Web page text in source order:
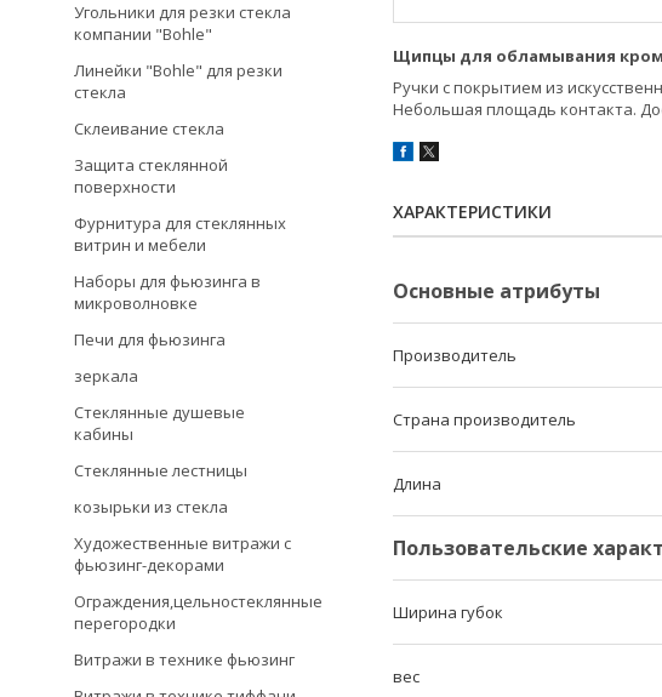
Щипцы для обламывания
Ручки с покрытием из
Небольшая площадь контакта.
ХАРАКТЕРИСТИКИ
Основные атрибуты
Производитель
Страна производитель
Длина
Пользовательские
Ширина губок
вес
Угольники для резки стекла
компании "Bohle"
Линейки "Bohle" для резки
стекла
Склеивание стекла
Защита стеклянной
поверхности
Фурнитура для стеклянных
витрин и мебели
Наборы для фьюзинга в
микроволновке
Печи для фьюзинга
зеркала
Стеклянные душевые
кабины
Стеклянные лестницы
козырьки из стекла
Художественные витражи с
фьюзинг-декорами
Ограждения,цельностеклянные
перегородки
Витражи в технике фьюзинг